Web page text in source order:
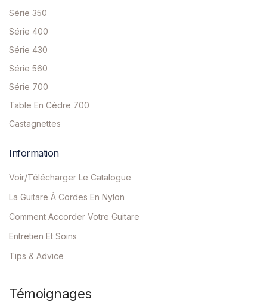
Série 350
Série 400
Série 430
Série 560
Série 700
Table En Cèdre 700
Castagnettes
Information
Voir/Télécharger Le Catalogue
La Guitare À Cordes En Nylon
Comment Accorder Votre Guitare
Entretien Et Soins
Tips & Advice
Témoignages